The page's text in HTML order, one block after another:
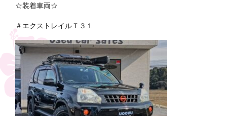
☆装着車両☆
＃エクストレイルＴ３１